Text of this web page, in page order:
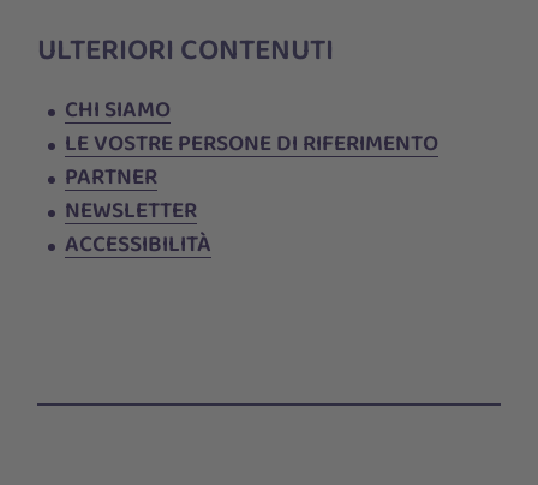
ULTERIORI CONTENUTI
CHI SIAMO
LE VOSTRE PERSONE DI RIFERIMENTO
PARTNER
NEWSLETTER
ACCESSIBILITÀ